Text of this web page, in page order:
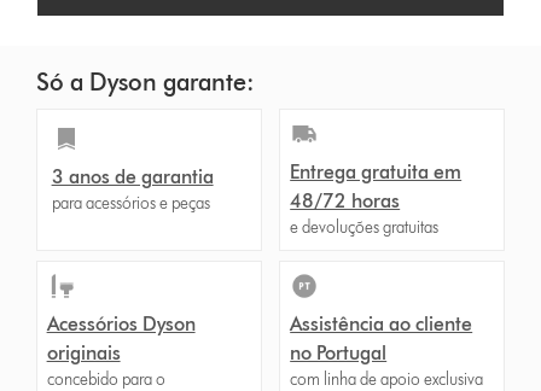
Só a Dyson garante:
3 anos de garantia
para acessórios e peças
Entrega gratuita em
48/72 horas
e devoluções gratuitas
Acessórios Dyson
originais
concebido para o
Assistência ao cliente
no Portugal
com linha de apoio exclusiva